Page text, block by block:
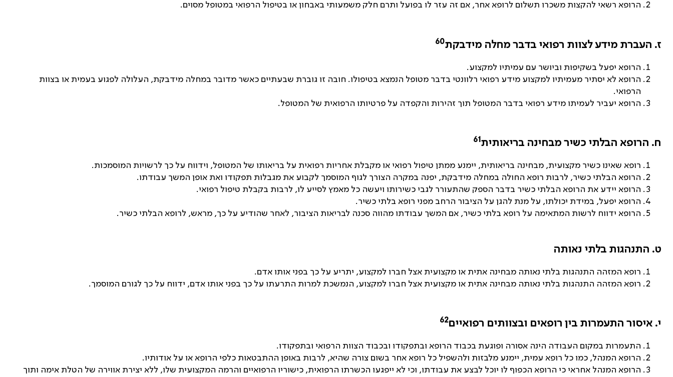
הרופא רשאי להקצות משכרו תשלום לרופא אחר, אם זה עזר לו בפועל ותרם חלק משמעותי באבחון או בטיפול הרפואי במטופל מסוים.
ז. העברת מידע לצוות רפואי בדבר מחלה מידבקת60
הרופא יפעל בשקיפות וביושר עם עמיתיו למקצוע.
הרופא לא יסתיר מעמיתיו למקצוע מידע רפואי רלוונטי בדבר מטופל הנמצא בטיפולו. חובה זו גוברת שבעתיים כאשר מדובר במחלה מידבקת, העלולה לפגוע בעמית או בצוות
הרפואי.
הרופא יעביר לעמיתו מידע רפואי בדבר המטופל תוך זהירות והקפדה על פרטיותו הרפואית של המטופל.
ח. הרופא הבלתי כשיר מבחינה בריאותית61
רופא שאינו כשיר מקצועית, מבחינה בריאותית, יימנע ממתן טיפול רפואי או מקבלת אחריות רפואית על בריאותו של המטופל, וידווח על כך לרשויות המוסמכות.
הרופא הבלתי כשיר, לרבות רופא החולה במחלה מידבקת, יפנה במקרה הצורך לגוף המוסמך לקבוע את מגבלות תפקודו ואת אופן המשך עבודתו.
הרופא יידע את הרופא הבלתי כשיר בדבר הספק שהתעורר לגבי כשירותו ויעשה כל מאמץ לסייע לו, לרבות בקבלת טיפול רפואי.
הרופא יפעל, במידת יכולתו, על מנת להגן על הציבור הרחב מפני רופא בלתי כשיר.
הרופא ידווח לרשות המתאימה על רופא בלתי כשיר, אם המשך עבודתו מהווה סכנה לבריאות הציבור, לאחר שהודיע על כך, מראש, לרופא הבלתי כשיר.
ט. התנהגות בלתי נאותה
רופא המזהה התנהגות בלתי נאותה מבחינה אתית או מקצועית אצל חברו למקצוע, יתריע על כך בפני אותו אדם.
רופא המזהה התנהגות בלתי נאותה מבחינה אתית או מקצועית אצל חברו למקצוע, הנמשכת למרות התרעתו על כך בפני אותו אדם, ידווח על כך לגורם המוסמך.
י.איסור התעמרות בין רופאים ובצוותים רפואיים62
התעמרות במקום העבודה הינה אסורה ופוגעת בכבוד הרופא ובתפקודו ובכבוד הצוות הרפואי ובתפקודו.
הרופא המנהל, כמו כל רופא עמית, יימנע מלבזות ולהשפיל כל רופא אחר בשום צורה שהיא, לרבות באופן ההתבטאות כלפי הרופא או על אודותיו.
הרופא המנהל אחראי כי הרופא הכפוף לו יוכל לבצע את עבודתו, וכי לא ייפגעו הכשרתו הרפואית, כישוריו הרפואיים והרמה המקצועית שלו, ללא יצירת אווירה של הטלת אימה ותוך